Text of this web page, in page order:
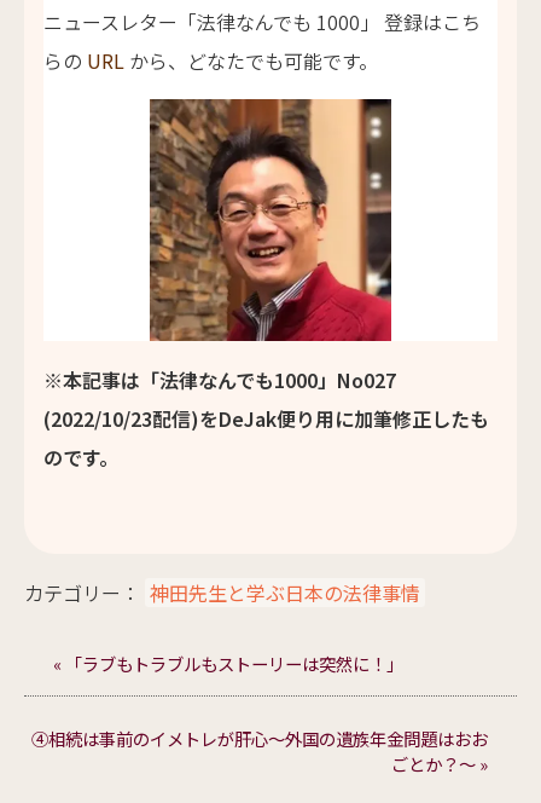
ニュースレター「法律なんでも 1000」 登録はこち
らの URL から、どなたでも可能です。
※本記事は「法律なんでも1000」No027
(2022/10/23配信)をDeJak便り用に加筆修正したも
のです。
カテゴリー： 神田先生と学ぶ日本の法律事情
« 「ラブもトラブルもストーリーは突然に！」
④相続は事前のイメトレが肝心～外国の遺族年金問題はおお
ごとか？～ »